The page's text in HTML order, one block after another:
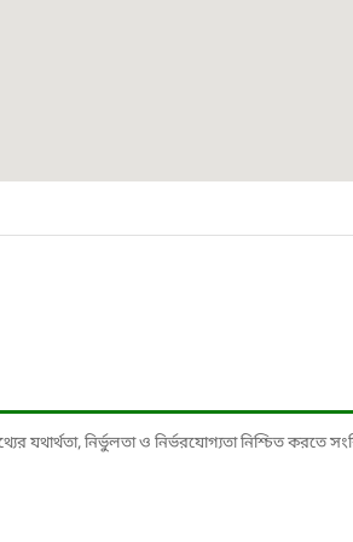
১৬১০৯
বাংলাদেশ কর্মচারী
১৬১১৩
নির্ভুলতা ও নির্ভরযোগ্যতা নিশ্চিত করতে